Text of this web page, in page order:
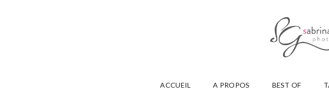
ACCUEIL A PROPOS BEST OF